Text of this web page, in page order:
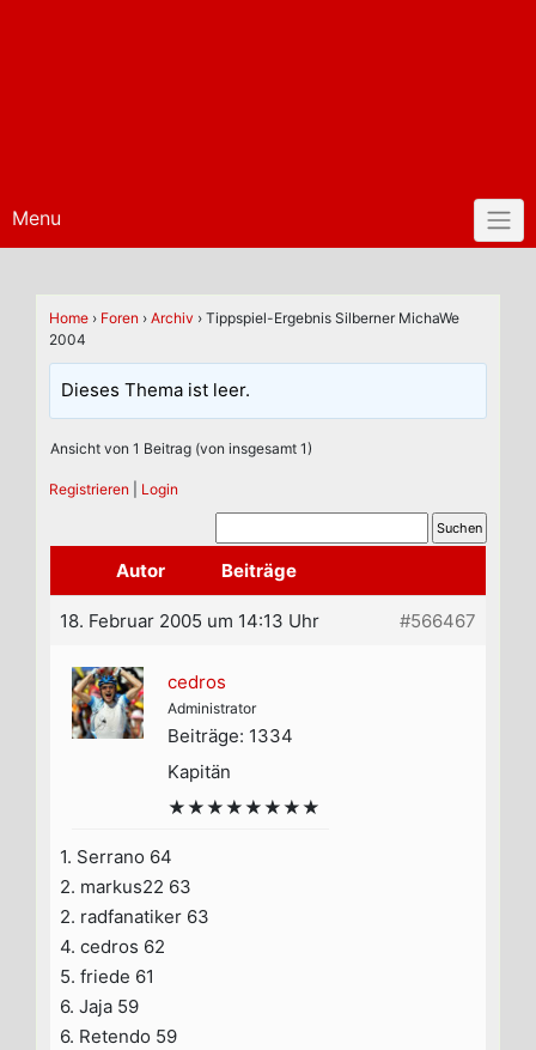
Menu
Home › Foren › Archiv › Tippspiel-Ergebnis Silberner MichaWe
2004
Dieses Thema ist leer.
Ansicht von 1 Beitrag (von insgesamt 1)
Registrieren Login
Autor Beiträge
18. Februar 2005 um 14:13 Uhr #566467
cedros
Administrator
Beiträge: 1334
Kapitän
★★★★★★★★
1. Serrano 64
2. markus22 63
2. radfanatiker 63
4. cedros 62
5. friede 61
6. Jaja 59
6. Retendo 59